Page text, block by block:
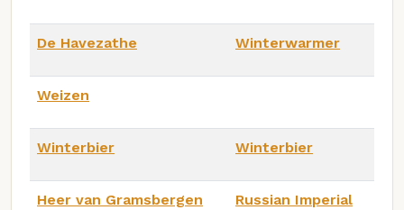
De Havezathe Winterwarmer
Weizen
Winterbier Winterbier
Heer van Gramsbergen
Russian Imperial